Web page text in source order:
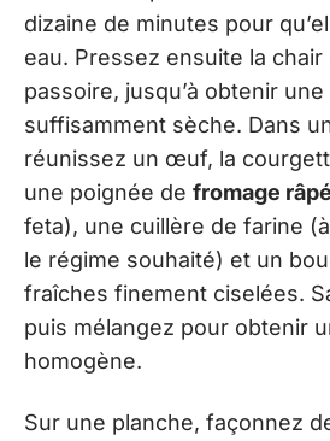
dizaine de minutes pour
eau. Pressez ensuite la chair
passoire, jusqu’à obtenir
suffisamment sèche. Dans
réunissez un œuf, la
une poignée de fromage râpé
feta), une cuillère de farine
le régime souhaité) et un
fraîches finement ciselées.
puis mélangez pour obtenir
homogène.
Sur une planche, façonnez